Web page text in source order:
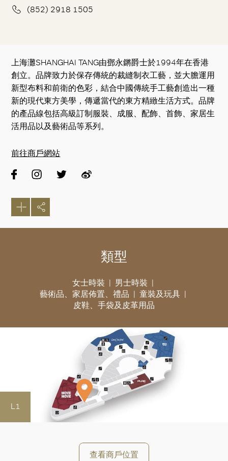
(852) 2918 1505
上海灘SHANGHAI TANG由鄧永鏘爵士於1994年在香港
創立。品牌致力於保存傳統的裁縫制衣工藝，並大膽運用
新型布料和前衛的色彩，結合中國傳統手工藝創造出一種
新的現代東方美學，傳遞當代的東方精緻生活方式。品牌
的產品線包括高級訂制服裝、成服、配飾、首飾、家居生
活用品以及藝術品等系列。
前往商戶網站
類型
女士時裝
男士時裝
藝術品、家居佈置、禮品
童裝及玩具
皮鞋、手袋及皮革用品
L1
查看商戶位置